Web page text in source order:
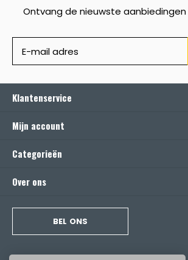
Ontvang de nieuwste
Klantenservice
Mijn account
Categorieën
Over ons
BEL ONS